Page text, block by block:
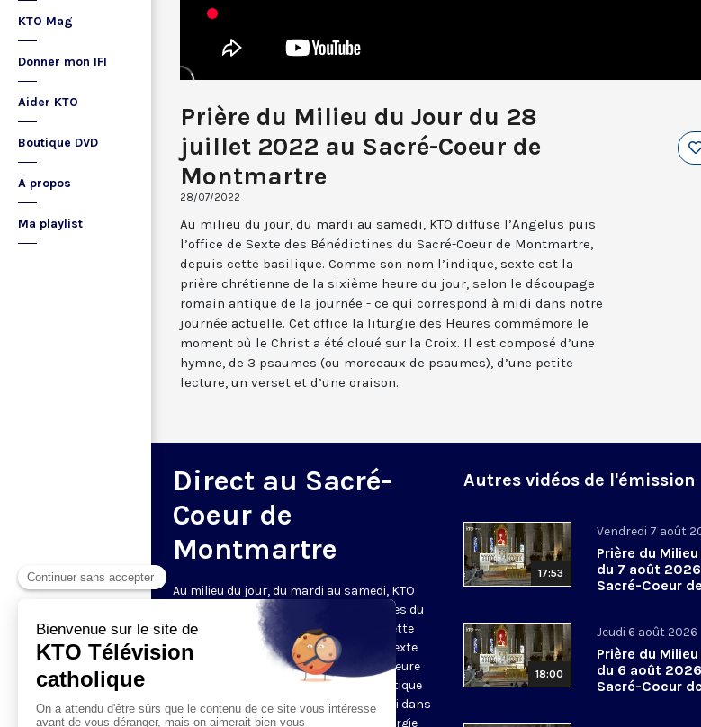
KTO Mag
Donner mon IFI
Aider KTO
Boutique DVD
A propos
Ma playlist
Prière du Milieu du Jour du 28
juillet 2022 au Sacré-Coeur de
Montmartre
28/07/2022
Au milieu du jour, du mardi au samedi, KTO diffuse l’Angelus puis
l’office de Sexte des Bénédictines du Sacré-Coeur de Montmartre,
depuis cette basilique. Comme son nom l’indique, sexte est la
prière chrétienne de la sixième heure du jour, selon le découpage
romain antique de la journée - ce qui correspond à midi dans notre
journée actuelle. Cet office la liturgie des Heures commémore le
moment où le Christ a été cloué sur la Croix. Il est composé d’une
hymne, de 3 psaumes (ou morceaux de psaumes), d’une petite
lecture, un verset et d’une oraison.
Direct au Sacré-
Coeur de
Montmartre
Au milieu du jour, du mardi au samedi, KTO
diffuse l’office de Sexte des Bénédictines du
Sacré-Coeur de Montmartre, depuis cette
basilique
. Comme son nom l’indique, sexte
est la prière chrétienne de la sixième heure
du jour, selon le découpage romain antique
de la journée - ce qui correspond à midi dans
notre journée actuelle. Cet office la liturgie
Autres vidéos de l'émission
17:53
Vendredi 7 août
Prière du
du 7 août
Sacré-Coeur de
18:00
Jeudi 6 août 2026
Prière du
du 6 août
Sacré-Coeur de